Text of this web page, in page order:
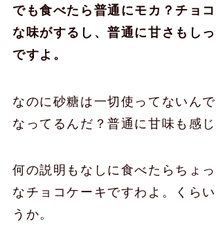
でも食べたら普通にモカ？チョ
な味がするし、普通に甘さもし
ですよ。
なのに砂糖は一切使ってないん
なってるんだ？普通に甘味も感
何の説明もなしに食べたらちょ
なチョコケーキですわよ。くら
うか。